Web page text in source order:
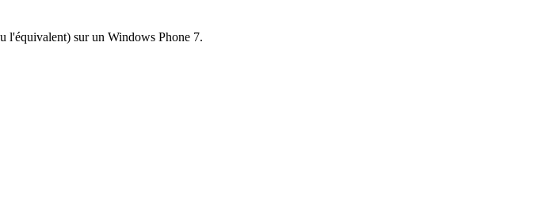
l'équivalent) sur un Windows Phone 7.